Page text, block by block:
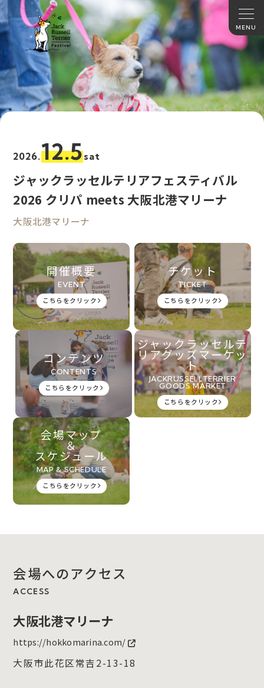
2026.12.5sat
ジャックラッセルテリアフェスティバル
2026 クリパ meets 大阪北港マリーナ
大阪北港マリーナ
開催概要
EVENT
こちらをクリック
チケット
TICKET
こちらをクリック
コンテンツ
CONTENTS
こちらをクリック
ジャックラッセルテ
リアグッズマーケッ
ト
JACKRUSSELLTERRIER
GOODS MARKET
こちらをクリック
会場マップ
＆
スケジュール
MAP & SCHEDULE
こちらをクリック
会場へのアクセス
ACCESS
大阪北港マリーナ
https://hokkomarina.com/
大阪市此花区常吉2-13-18